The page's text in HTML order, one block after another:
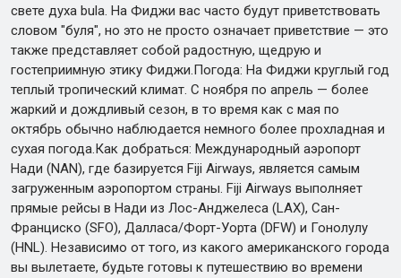
свете духа bula. На Фиджи вас часто будут приветствовать
словом "буля", но это не просто означает приветствие — это
также представляет собой радостную, щедрую и
гостеприимную этику Фиджи.Погода: На Фиджи круглый год
теплый тропический климат. С ноября по апрель — более
жаркий и дождливый сезон, в то время как с мая по
октябрь обычно наблюдается немного более прохладная и
сухая погода.Как добраться: Международный аэропорт
Нади (NAN), где базируется Fiji Airways, является самым
загруженным аэропортом страны. Fiji Airways выполняет
прямые рейсы в Нади из Лос-Анджелеса (LAX), Сан-
Франциско (SFO), Далласа/Форт-Уорта (DFW) и Гонолулу
(HNL). Независимо от того, из какого американского города
вы вылетаете, будьте готовы к путешествию во времени